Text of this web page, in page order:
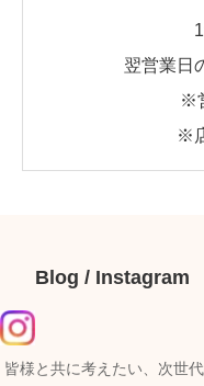
翌営業日
※
※
Blog / Instagram
皆様と共に考えたい、次世